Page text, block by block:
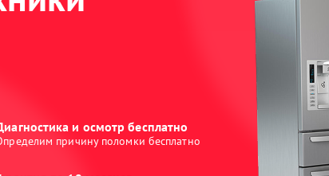
и осмотр бесплатно
причину поломки бесплатно